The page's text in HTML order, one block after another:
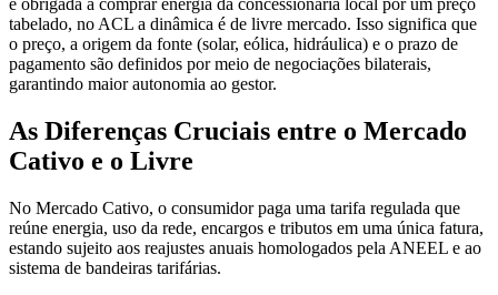
é obrigada a comprar energia da concessionária local por um preço
tabelado, no ACL a dinâmica é de livre mercado. Isso significa que
o preço, a origem da fonte (solar, eólica, hidráulica) e o prazo de
pagamento são definidos por meio de negociações bilaterais,
garantindo maior autonomia ao gestor.
As Diferenças Cruciais entre o Mercado
Cativo e o Livre
No Mercado Cativo, o consumidor paga uma tarifa regulada que
reúne energia, uso da rede, encargos e tributos em uma única fatura,
estando sujeito aos reajustes anuais homologados pela ANEEL e ao
sistema de bandeiras tarifárias.